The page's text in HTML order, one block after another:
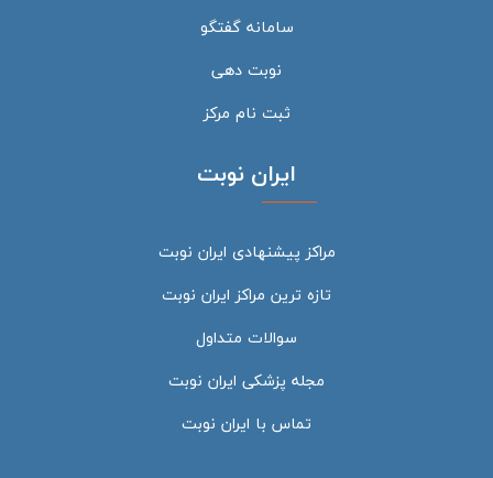
سامانه گفتگو
نوبت دهی
ثبت نام مرکز
ایران نوبت
مراکز پیشنهادی ایران نوبت
تازه ترین مراکز ایران نوبت
سوالات متداول
مجله پزشکی ایران نوبت
تماس با ایران نوبت